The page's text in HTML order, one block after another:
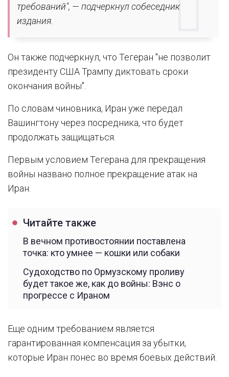
требований", — подчеркнул собеседник
издания.
Он также подчеркнул, что Тегеран "не позволит
президенту США Трампу диктовать сроки
окончания войны".
По словам чиновника, Иран уже передал
Вашингтону через посредника, что будет
продолжать защищаться.
Первым условием Тегерана для прекращения
войны названо полное прекращение атак на
Иран.
Читайте также
В вечном противостоянии поставлена
точка: кто умнее — кошки или собаки
Судоходство по Ормузскому проливу
будет такое же, как до войны: Вэнс о
прогрессе с Ираном
Еще одним требованием является
гарантированная компенсация за убытки,
которые Иран понес во время боевых действий.